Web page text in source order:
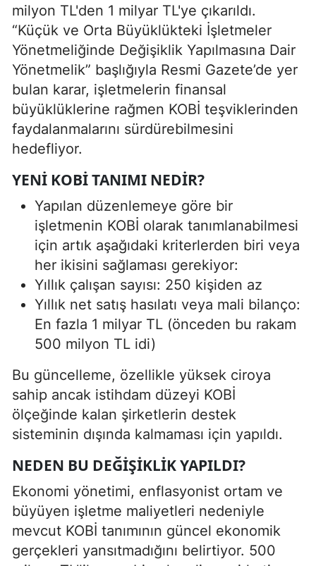
milyon TL'den 1 milyar TL'ye çıkarıldı.
“Küçük ve Orta Büyüklükteki İşletmeler
Yönetmeliğinde Değişiklik Yapılmasına Dair
Yönetmelik” başlığıyla Resmi Gazete’de yer
bulan karar, işletmelerin finansal
büyüklüklerine rağmen KOBİ teşviklerinden
faydalanmalarını sürdürebilmesini
hedefliyor.
YENI KOBİ TANIMI NEDIR?
Yapılan düzenlemeye göre bir
işletmenin KOBİ olarak tanımlanabilmesi
için artık aşağıdaki kriterlerden biri veya
her ikisini sağlaması gerekiyor:
Yıllık çalışan sayısı: 250 kişiden az
Yıllık net satış hasılatı veya mali bilanço:
En fazla 1 milyar TL (önceden bu rakam
500 milyon TL idi)
Bu güncelleme, özellikle yüksek ciroya
sahip ancak istihdam düzeyi KOBİ
ölçeğinde kalan şirketlerin destek
sisteminin dışında kalmaması için yapıldı.
NEDEN BU DEĞIŞIKLIK YAPILDI?
Ekonomi yönetimi, enflasyonist ortam ve
büyüyen işletme maliyetleri nedeniyle
mevcut KOBİ tanımının güncel ekonomik
gerçekleri yansıtmadığını belirtiyor. 500